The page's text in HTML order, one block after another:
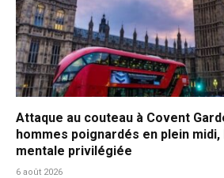
Attaque au couteau à Covent
hommes poignardés en plein
mentale privilégiée
6 août 2026